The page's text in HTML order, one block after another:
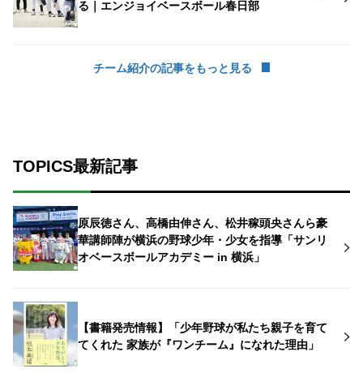
る｜エンジョイベースボール春日部
チーム紹介の記事をもっと見る
TOPICS最新記事
原辰徳さん、高橋由伸さん、松井稼頭央さんら豪
華講師陣が横浜の野球少年・少女を指導「サンリ
オベースボールアカデミー in 横浜」
【書籍発売情報】「少年野球が私たち親子を育て
てくれた 家族が『ワンチーム』になれた理由」